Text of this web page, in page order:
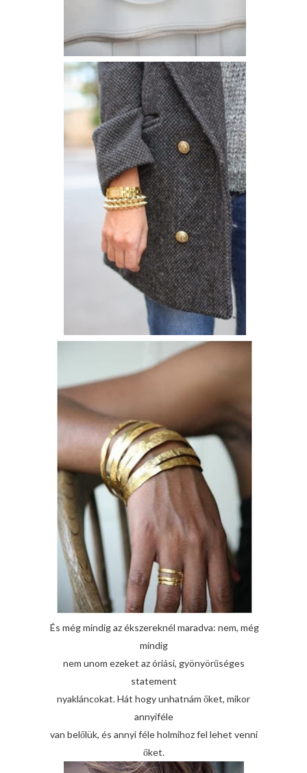
És még mindig az ékszereknél maradva: nem, még
mindig
nem unom ezeket az óriási, gyönyörűséges
statement
nyakláncokat. Hát hogy unhatnám őket, mikor
annyiféle
van belőlük, és annyi féle holmihoz fel lehet venni
őket.